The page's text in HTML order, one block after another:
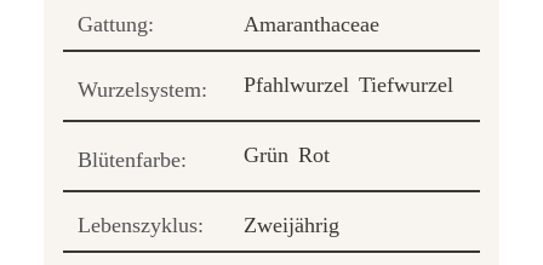
Gattung: Amaranthaceae
Wurzelsystem: Pfahlwurzel Tiefwurzel
Blütenfarbe: Grün Rot
Lebenszyklus: Zweijährig